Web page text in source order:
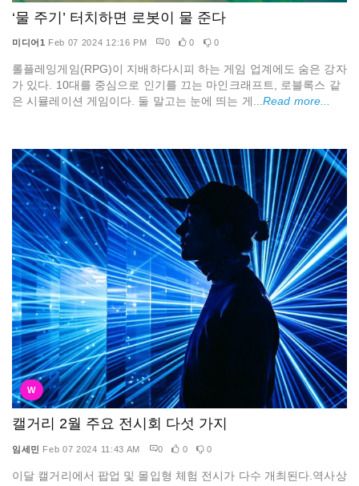
‘물 주기’ 터치하면 로봇이 물 준다
미디어1 Feb 07 2024 12:16 PM 0 0 0
롤플레잉게임(RPG)이 지배하다시피 하는 게임 업계에도 숨은 강자
가 있다. 10대를 중심으로 인기를 끄는 마인크래프트, 로블록스 같
은 시뮬레이션 게임이다. 둘 말고는 눈에 띄는 게...Read more...
W
캘거리 2월 주요 전시회 다섯 가지
임세민 Feb 07 2024 11:43 AM 0 0 0
이달 캘거리에서 팝업 및 몰입형 체험 전시가 다수 개최된다.역사상